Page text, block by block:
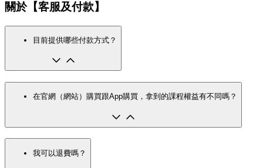
關於【客服及付款】
目前提供哪些付款方式？
在官網（網站）購買跟App購買，拿到的課程權益有不同嗎？
我可以退費嗎？